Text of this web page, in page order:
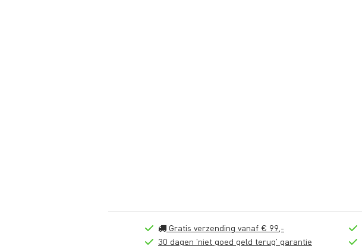
Gratis verzending vanaf € 99,-
30 dagen 'niet goed geld terug' garantie